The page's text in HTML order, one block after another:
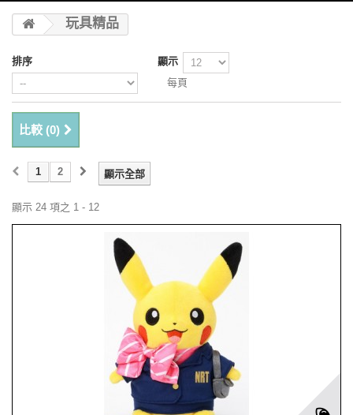
玩具精品
排序
顯示
每頁
比較 (0)
顯示全部
1 2
顯示 24 項之 1 - 12